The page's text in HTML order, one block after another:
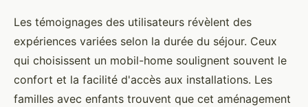
Les témoignages des utilisateurs révèlent des
expériences variées selon la durée du séjour. Ceux
qui choisissent un mobil-home soulignent souvent le
confort et la facilité d'accès aux installations. Les
familles avec enfants trouvent que cet aménagement